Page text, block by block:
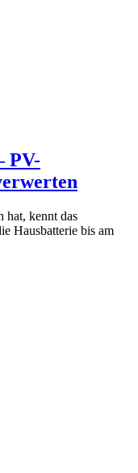
PV-
hat, kennt das
Hausbatterie bis am